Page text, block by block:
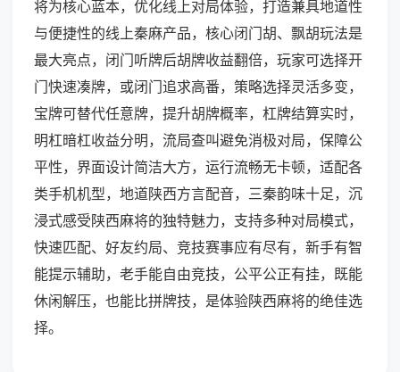
将为核心蓝本，优化线上对局体验，打造兼具地道性
与便捷性的线上秦麻产品，核心闭门胡、飘胡玩法是
最大亮点，闭门听牌后胡牌收益翻倍，玩家可选择开
门快速凑牌，或闭门追求高番，策略选择灵活多变，
宝牌可替代任意牌，提升胡牌概率，杠牌结算实时，
明杠暗杠收益分明，流局查叫避免消极对局，保障公
平性，界面设计简洁大方，运行流畅无卡顿，适配各
类手机机型，地道陕西方言配音，三秦韵味十足，沉
浸式感受陕西麻将的独特魅力，支持多种对局模式，
快速匹配、好友约局、竞技赛事应有尽有，新手有智
能提示辅助，老手能自由竞技，公平公正有挂，既能
休闲解压，也能比拼牌技，是体验陕西麻将的绝佳选
择。